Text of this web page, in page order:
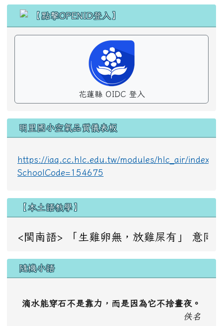
花蓮縣 OIDC 登入
明里國小空氣品質儀表板
https://iaq.cc.hlc.edu.tw/modules/hlc_air/
SchoolCode=154675
【本土語教學】
<閩南語> 「生雞卵無，放雞屎有」 意
隨機小語
滴水能穿石不是靠力，而是因為它不捨晝夜。
佚名